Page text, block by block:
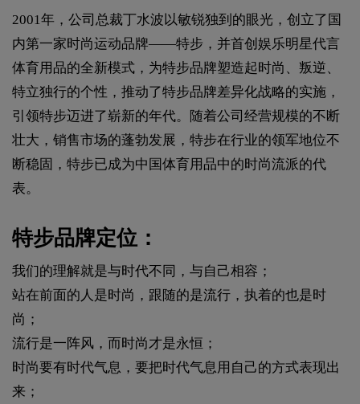
2001年，公司总裁丁水波以敏锐独到的眼光，创立了国
内第一家时尚运动品牌——特步，并首创娱乐明星代言
体育用品的全新模式，为特步品牌塑造起时尚、叛逆、
特立独行的个性，推动了特步品牌差异化战略的实施，
引领特步迈进了崭新的年代。随着公司经营规模的不断
壮大，销售市场的蓬勃发展，特步在行业的领军地位不
断稳固，特步已成为中国体育用品中的时尚流派的代
表。
特步品牌定位：
我们的理解就是与时代不同，与自己相容；
站在前面的人是时尚，跟随的是流行，执着的也是时
尚；
流行是一阵风，而时尚才是永恒；
时尚要有时代气息，要把时代气息用自己的方式表现出
来；